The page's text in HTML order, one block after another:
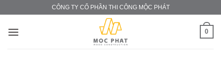
content
CÔNG TY CỔ PHẦN THI CÔNG MỘC PHÁT
0